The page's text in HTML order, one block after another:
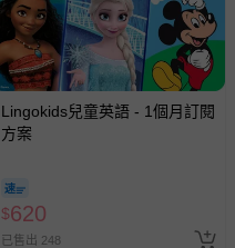
Lingokids兒童英語 - 1個月訂閱
方案
$620
已售出 248